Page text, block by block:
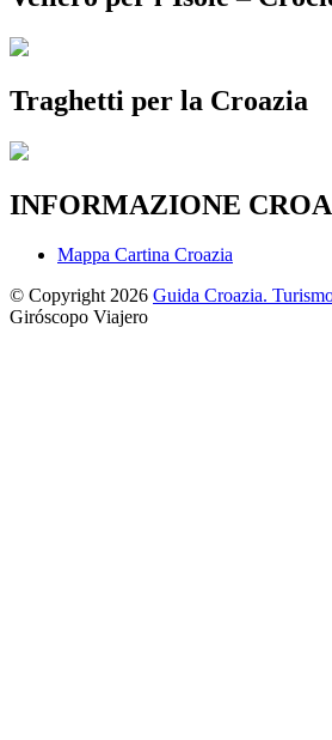
Traghetti per la Croazia
INFORMAZIONE
Mappa Cartina Croazia
© Copyright 2026 Guida Croazia.
Giróscopo Viajero